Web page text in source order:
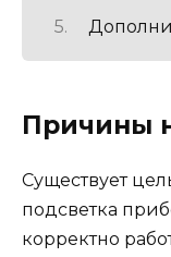
Причины
Существует
подсветка
корректно